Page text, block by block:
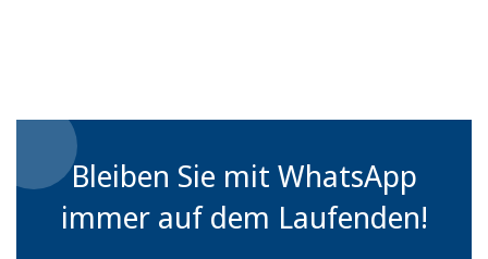
Bleiben Sie mit WhatsApp
immer auf dem Laufenden!